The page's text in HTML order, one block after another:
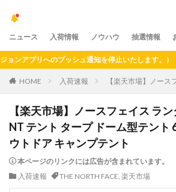
ニュース 入荷情報 ノウハウ 抽選情報
プリへのプッシュ通知を停止いたします。）
HOME 入荷速報 【楽天市場】ノー
【楽天市場】ノースフェイス ラ
NT テント タープ ドーム型テント
ウトドア キャンプテント
本ページのリンクには広告が含まれています。
入荷速報
THE NORTH FACE, 楽天市場